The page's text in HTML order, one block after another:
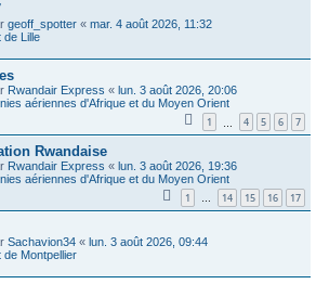
geoff_spotter « mar. 4 août 2026, 11:32
de Lille
Rwandair Express « lun. 3 août 2026, 20:06
aériennes d'Afrique et du Moyen Orient
1 4 5 6 7
Rwandaise
Rwandair Express « lun. 3 août 2026, 19:36
aériennes d'Afrique et du Moyen Orient
1 … 14 15 16 17
Sachavion34 « lun. 3 août 2026, 09:44
de Montpellier